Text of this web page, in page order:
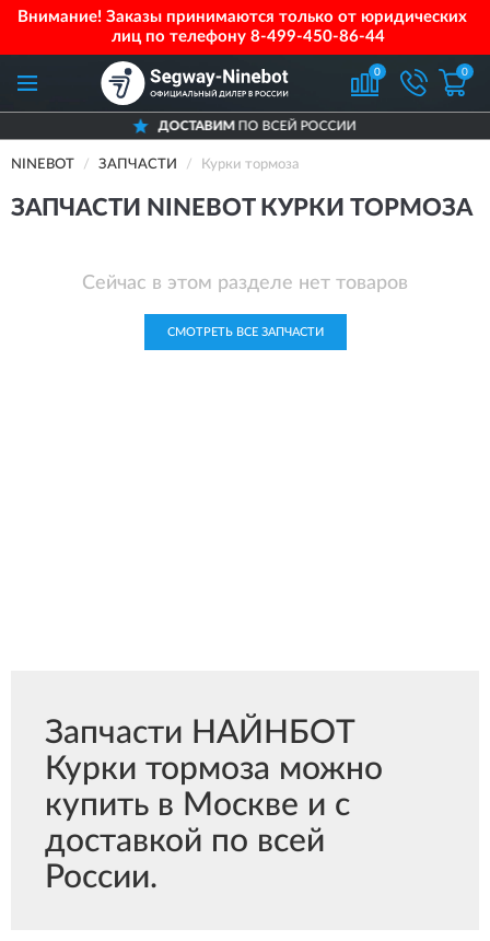
Внимание! Заказы принимаются только от юридических
лиц по телефону 8-499-450-86-44
0 0
ДОСТАВИМ ПО ВСЕЙ РОССИИ
NINEBOT ЗАПЧАСТИ Курки тормоза
ЗАПЧАСТИ NINEBOT КУРКИ ТОРМОЗА
Сейчас в этом разделе нет товаров
СМОТРЕТЬ ВСЕ ЗАПЧАСТИ
Запчасти НАЙНБОТ
Курки тормоза можно
купить в Москве и с
доставкой по всей
России.